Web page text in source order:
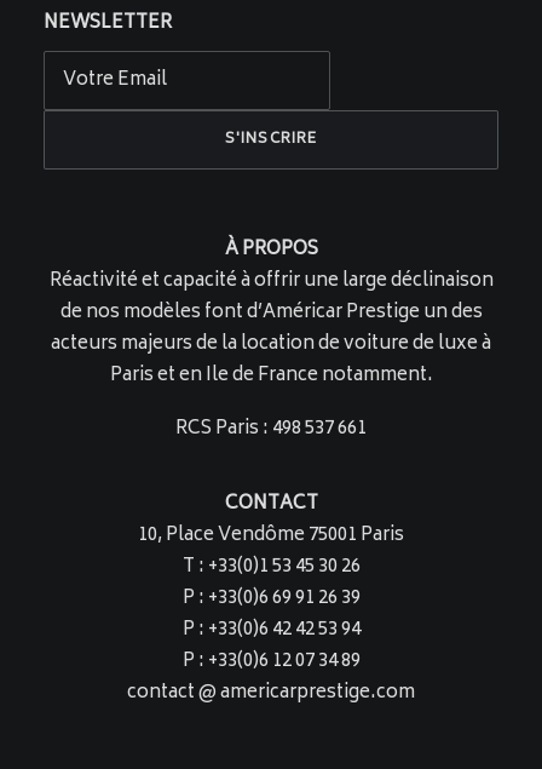
NEWSLETTER
À PROPOS
Réactivité et capacité à offrir une large déclinaison
de nos modèles font d’Américar Prestige un des
acteurs majeurs de la location de voiture de luxe à
Paris et en Ile de France notamment.
RCS Paris : 498 537 661
CONTACT
10, Place Vendôme 75001 Paris
T : +33(0)1 53 45 30 26
P : +33(0)6 69 91 26 39
P : +33(0)6 42 42 53 94
P : +33(0)6 12 07 34 89
contact @ americarprestige.com